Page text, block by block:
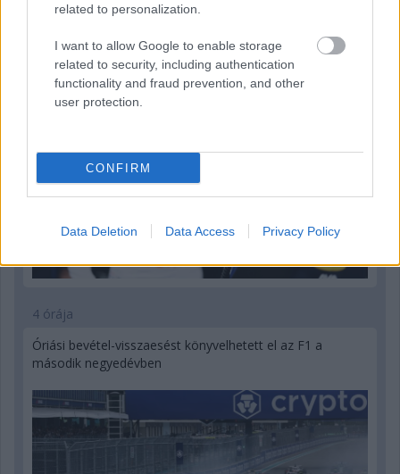
related to personalization.
I want to allow Google to enable storage
related to security, including authentication
functionality and fraud prevention, and other
user protection.
CONFIRM
Data Deletion Data Access Privacy Policy
Sajtó: Az Aston Martintól érkezik Lambiase utódja a Red
4 órája
Óriási bevétel-visszaesést könyvelhetett el az F1 a
második negyedévben